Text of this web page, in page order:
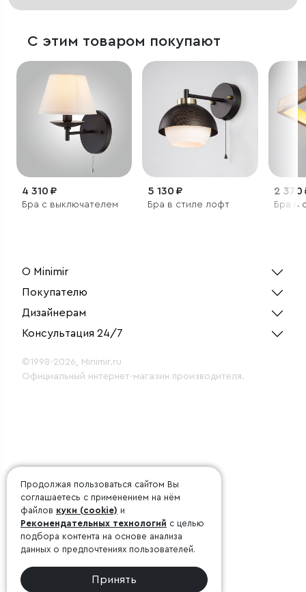
С этим товаром покупают
4 310 ₽
Бра с выключателем
5 130 ₽
Бра в стиле лофт
2 370
Бра в
О Minimir
Покупателю
Дизайнерам
Консультация 24/7
©1998-2026, Minimir.ru
Официальный интернет-магазин производителя.
Продолжая пользоваться сайтом Вы
соглашаетесь с применением на нём
файлов куки (cookie) и
Рекомендательных технологий с целью
подбора контента на основе анализа
данных о предпочтениях пользователей.
Принять